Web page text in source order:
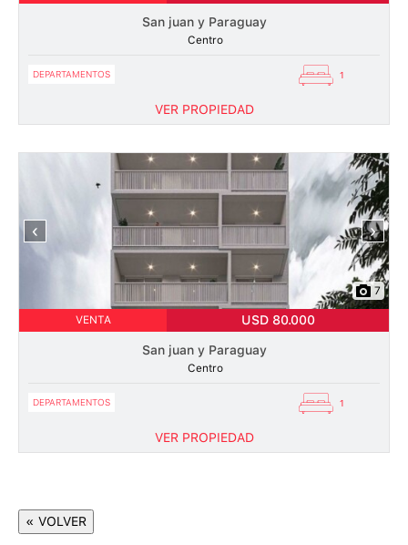
San juan y Paraguay
Centro
DEPARTAMENTOS 1
VER PROPIEDAD
‹ ›
7
VENTA USD 80.000
San juan y Paraguay
Centro
DEPARTAMENTOS 1
VER PROPIEDAD
« VOLVER